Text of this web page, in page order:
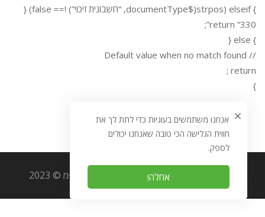
} elseif (strpos($documentType, “חשבונית זיכוי”) !== false) {
return “330”;
} else {
// Default value when no match found
return ;
}
כל הזכויות שמורות לאוריגמי מערכות מידע בע״מ © 2023
אנחנו משתמשים בעוגיות כדי לתת לך את
חווית הגלישה הכי טובה שאנחנו יכולים
לספק.
אחלה!